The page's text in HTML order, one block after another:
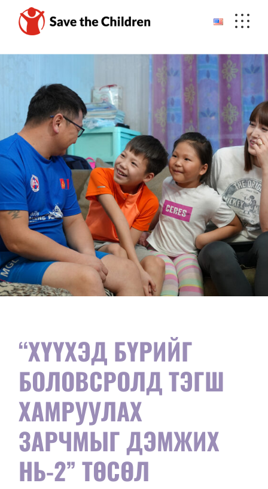
“ХҮҮХЭД БҮРИЙГ
БОЛОВСРОЛД ТЭГШ
ХАМРУУЛАХ
ЗАРЧМЫГ ДЭМЖИХ
НЬ-2” ТӨСӨЛ